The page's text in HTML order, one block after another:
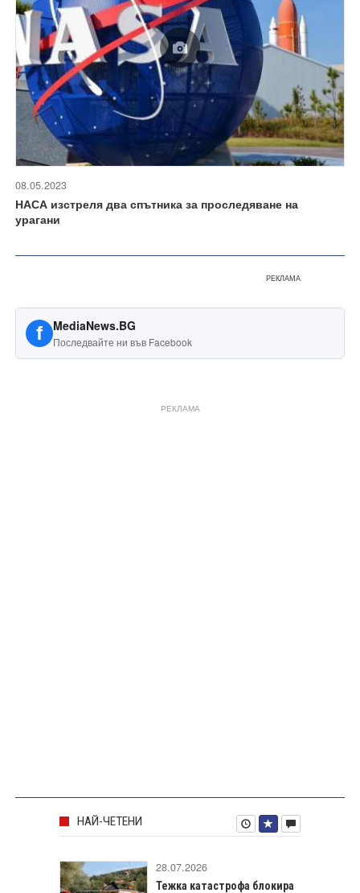
08.05.2023
НАСА изстреля два спътника за проследяване на
урагани
РЕКЛАМА
f MediaNews.BG
Последвайте ни във Facebook
РЕКЛАМА
НАЙ-ЧЕТЕНИ
28.07.2026
Тежка катастрофа блокира